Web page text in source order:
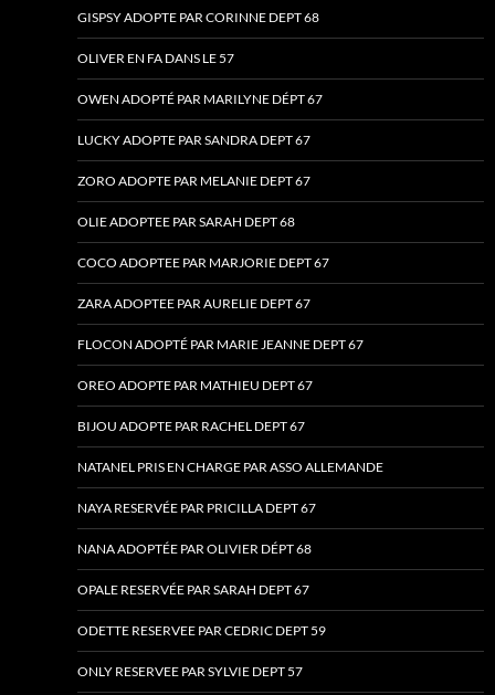
GISPSY ADOPTE PAR CORINNE DEPT 68
OLIVER EN FA DANS LE 57
OWEN ADOPTÉ PAR MARILYNE DÉPT 67
LUCKY ADOPTE PAR SANDRA DEPT 67
ZORO ADOPTE PAR MELANIE DEPT 67
OLIE ADOPTEE PAR SARAH DEPT 68
COCO ADOPTEE PAR MARJORIE DEPT 67
ZARA ADOPTEE PAR AURELIE DEPT 67
FLOCON ADOPTÉ PAR MARIE JEANNE DEPT 67
OREO ADOPTE PAR MATHIEU DEPT 67
BIJOU ADOPTE PAR RACHEL DEPT 67
NATANEL PRIS EN CHARGE PAR ASSO ALLEMANDE
NAYA RESERVÉE PAR PRICILLA DEPT 67
NANA ADOPTÉE PAR OLIVIER DÉPT 68
OPALE RESERVÉE PAR SARAH DEPT 67
ODETTE RESERVEE PAR CEDRIC DEPT 59
ONLY RESERVEE PAR SYLVIE DEPT 57